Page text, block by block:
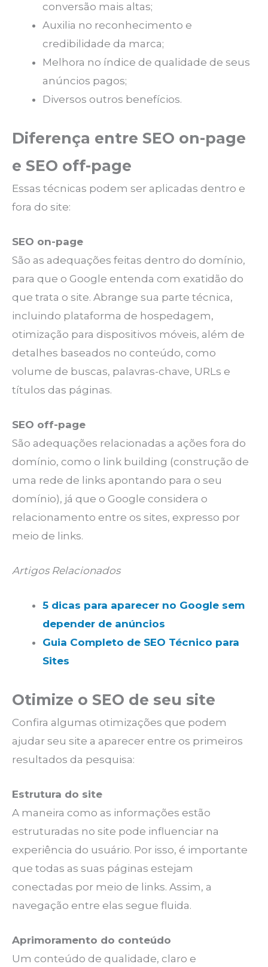
conversão mais altas;
Auxilia no reconhecimento e
credibilidade da marca;
Melhora no índice de qualidade de seus
anúncios pagos;
Diversos outros benefícios.
Diferença entre SEO on-page
e SEO off-page
Essas técnicas podem ser aplicadas dentro e
fora do site:
SEO on-page
São as adequações feitas dentro do domínio,
para que o Google entenda com exatidão do
que trata o site. Abrange sua parte técnica,
incluindo plataforma de hospedagem,
otimização para dispositivos móveis, além de
detalhes baseados no conteúdo, como
volume de buscas, palavras-chave, URLs e
títulos das páginas.
SEO off-page
São adequações relacionadas a ações fora do
domínio, como o link building (construção de
uma rede de links apontando para o seu
domínio), já que o Google considera o
relacionamento entre os sites, expresso por
meio de links.
Artigos Relacionados
5 dicas para aparecer no Google sem
depender de anúncios
Guia Completo de SEO Técnico para
Sites
Otimize o SEO de seu site
Confira algumas otimizações que podem
ajudar seu site a aparecer entre os primeiros
resultados da pesquisa:
Estrutura do site
A maneira como as informações estão
estruturadas no site pode influenciar na
experiência do usuário. Por isso, é importante
que todas as suas páginas estejam
conectadas por meio de links. Assim, a
navegação entre elas segue fluida.
Aprimoramento do conteúdo
Um conteúdo de qualidade, claro e